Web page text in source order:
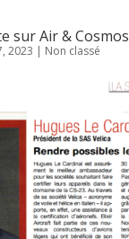
sur Air & Cosmos
2023 | Non classé